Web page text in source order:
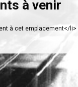
à venir
à cet emplacement</li>